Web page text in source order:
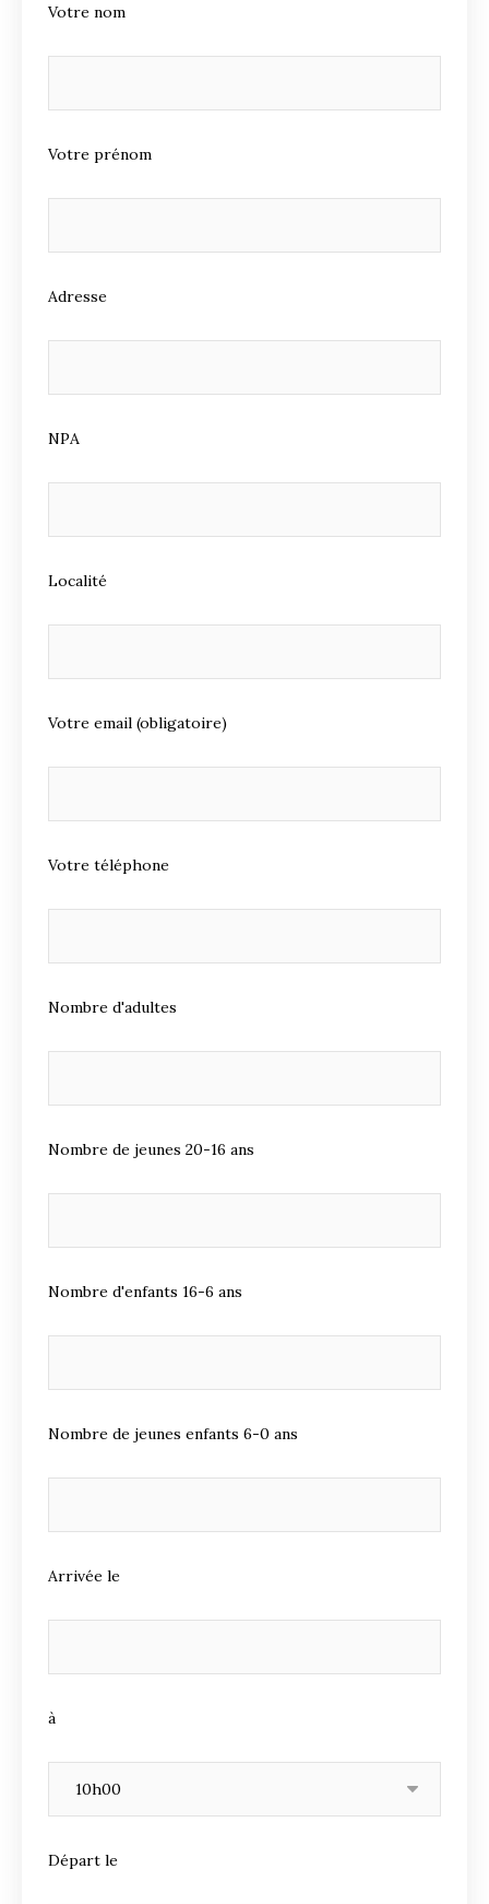
Votre nom
Votre prénom
Adresse
NPA
Localité
Votre email (obligatoire)
Votre téléphone
Nombre d'adultes
Nombre de jeunes 20-16 ans
Nombre d'enfants 16-6 ans
Nombre de jeunes enfants 6-0 ans
Arrivée le
à
Départ le